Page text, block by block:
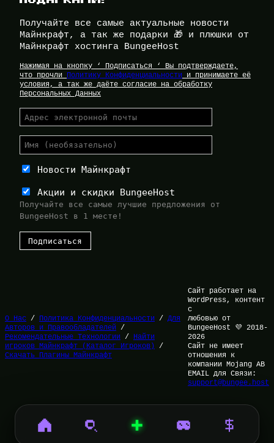
Получайте все самые актуальные новости
Майнкрафт, а так же подарки 🎁 и плюшки от
Майнкрафт хостинга BungeeHost
Нажимая на кнопку ‘ Подписаться ‘ Вы подтверждаете,
что прочли Политику Конфиденциальности и принимаете её
условия, а так же даёте согласие на обработку
Персональных Данных
Новости Майнкрафт
Акции и скидки BungeeHost
Получайте все самые лучшие предложения от
BungeeHost в 1 месте!
О Нас / Политика Конфиденциальности / Для
Авторов и Правообладателей /
Рекомендательные Технологии / Найти
игроков Майнкрафт (Каталог Игроков) /
Скачать Плагины Майнкрафт
Сайт работает на
WordPress, контент
с
любовью от
BungeeHost 💜 2018-
2026
Сайт не имеет
отношения к
компании Mojang AB
EMAIL для Связи:
support@bungee.host